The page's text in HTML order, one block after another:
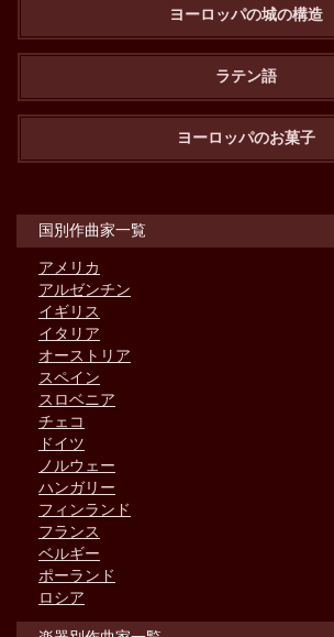
ヨーロッパの城の構造
ラテン語
ヨーロッパのお菓子
国別作曲家一覧
アメリカ
アルゼンチン
イギリス
イタリア
オーストリア
スペイン
スロベニア
チェコ
ドイツ
ノルウェー
ハンガリー
フィンランド
フランス
ベルギー
ポーランド
ロシア